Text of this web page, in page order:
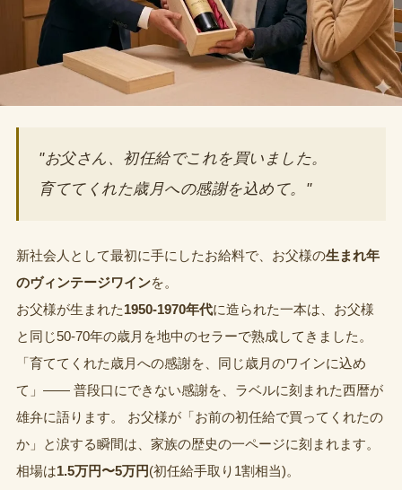
"お父さん、初任給でこれを買いました。
育ててくれた歳月への感謝を込めて。"
新社会人として最初に手にしたお給料で、お父様の生まれ年
のヴィンテージワインを。
お父様が生まれた1950-1970年代に造られた一本は、お父様
と同じ50-70年の歳月を地中のセラーで熟成してきました。
「育ててくれた歳月への感謝を、同じ歳月のワインに込め
て」—— 普段口にできない感謝を、ラベルに刻まれた西暦が
雄弁に語ります。 お父様が「お前の初任給で買ってくれたの
か」と涙する瞬間は、家族の歴史の一ページに刻まれます。
相場は1.5万円〜5万円(初任給手取り1割相当)。